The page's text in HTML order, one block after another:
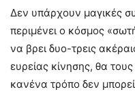
Δεν υπάρχουν μαγικές
περιμένει ο κόσμος
να βρει δυο-τρεις
ευρείας κίνησης, θα
κανένα τρόπο δεν